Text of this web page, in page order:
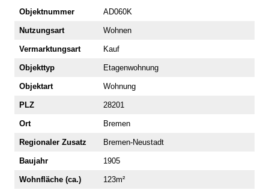
Objektnummer AD060K
Nutzungsart Wohnen
Vermarktungsart Kauf
Objekttyp Etagenwohnung
Objektart Wohnung
PLZ 28201
Ort Bremen
Regionaler Zusatz Bremen-Neustadt
Baujahr 1905
Wohnfläche (ca.) 123m²